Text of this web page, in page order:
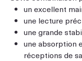
un excellent
une lecture
une grande
une absorption
réceptions de